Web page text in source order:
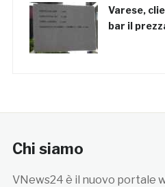
Varese,
bar il
Chi siamo
VNews24 è il nuovo portale